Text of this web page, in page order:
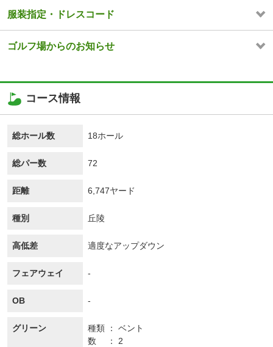
服装指定・ドレスコード
ゴルフ場からのお知らせ
コース情報
総ホール数 18ホール
総パー数 72
距離 6,747ヤード
種別 丘陵
高低差 適度なアップダウン
フェアウェイ -
OB -
グリーン 種類
ベント
数
2